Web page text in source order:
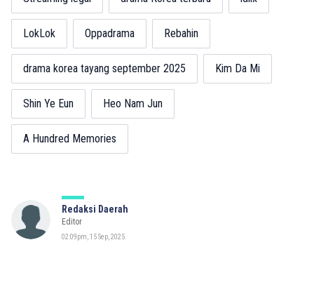
LokLok Oppadrama Rebahin
drama korea tayang september 2025 Kim Da Mi
Shin Ye Eun Heo Nam Jun
A Hundred Memories
Redaksi Daerah
Editor
02:09pm, 15 Sep, 2025